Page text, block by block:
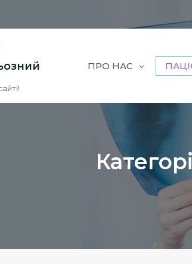
ПРО НАС